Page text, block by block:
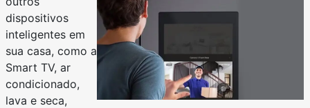
dispositivos
inteligentes em
sua casa, como a
Smart TV, ar
condicionado,
lava e seca,